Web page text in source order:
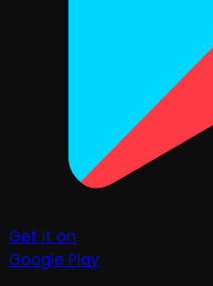
Get it on
Google Play